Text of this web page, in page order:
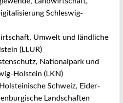
Schleswig-
Umwelt und ländliche
(LLUR)
Nationalpark und
Holstein (LKN)
Schweiz, Eider-
Landschaften